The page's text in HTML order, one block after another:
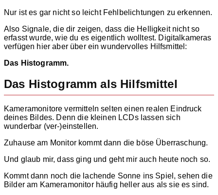
Nur ist es gar nicht so leicht Fehlbelichtungen zu erkennen.
Also Signale, die dir zeigen, dass die Helligkeit nicht so
erfasst wurde, wie du es eigentlich wolltest. Digitalkameras
verfügen hier aber über ein wundervolles Hilfsmittel:
Das Histogramm.
Das Histogramm als Hilfsmittel
Kameramonitore vermitteln selten einen realen Eindruck
deines Bildes. Denn die kleinen LCDs lassen sich
wunderbar (ver-)einstellen.
Zuhause am Monitor kommt dann die böse Überraschung.
Und glaub mir, dass ging und geht mir auch heute noch so.
Kommt dann noch die lachende Sonne ins Spiel, sehen die
Bilder am Kameramonitor häufig heller aus als sie es sind.